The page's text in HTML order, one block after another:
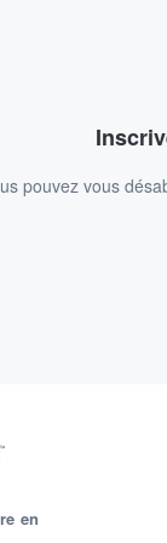
pouvez vous
en